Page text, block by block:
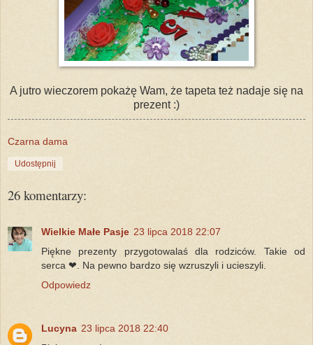
A jutro wieczorem pokażę Wam, że tapeta też nadaje się na
prezent :)
Czarna dama
Udostępnij
26 komentarzy:
Wielkie Małe Pasje 23 lipca 2018 22:07
Piękne prezenty przygotowalaś dla rodziców. Takie od
serca ❤. Na pewno bardzo się wzruszyli i ucieszyli.
Odpowiedz
Lucyna 23 lipca 2018 22:40